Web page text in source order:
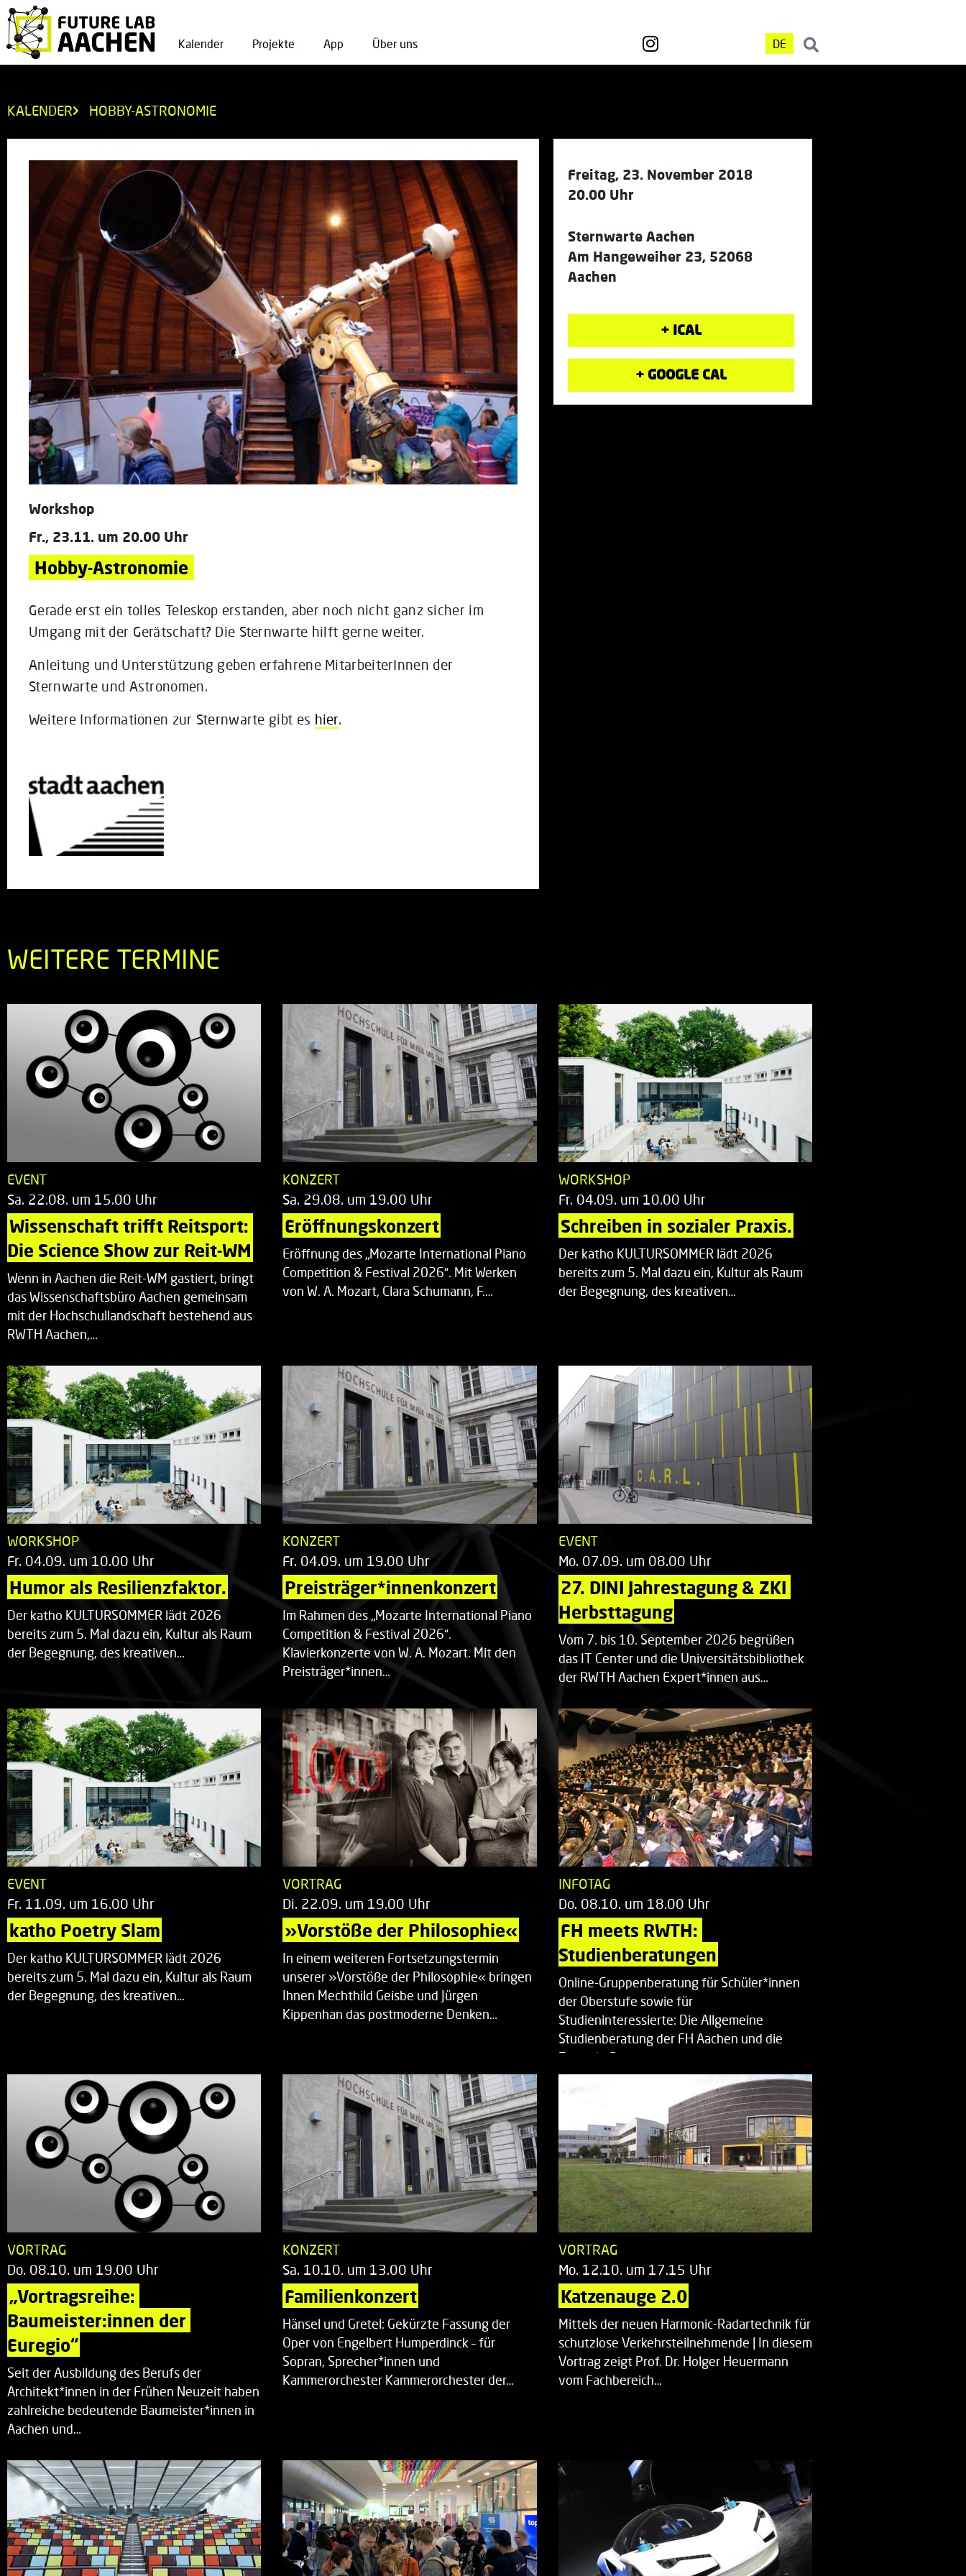
Kalender Projekte App Über uns DE
KALENDER HOBBY-ASTRONOMIE
Workshop
Fr., 23.11. um 20.00 Uhr
Hobby-Astronomie
Gerade erst ein tolles Teleskop erstanden, aber noch nicht ganz sicher im
Umgang mit der Gerätschaft? Die Sternwarte hilft gerne weiter.
Anleitung und Unterstützung geben erfahrene MitarbeiterInnen der
Sternwarte und Astronomen.
Weitere Informationen zur Sternwarte gibt es hier.
Freitag, 23. November 2018
20.00 Uhr
Sternwarte Aachen
Am Hangeweiher 23, 52068
Aachen
+ ICAL
+ GOOGLE CAL
WEITERE TERMINE
EVENT
Sa. 22.08. um 15.00 Uhr
Wissenschaft trifft Reitsport:
Die Science Show zur Reit-WM
Wenn in Aachen die Reit-WM gastiert, bringt
das Wissenschaftsbüro Aachen gemeinsam
mit der Hochschullandschaft bestehend aus
RWTH Aachen,…
KONZERT
Sa. 29.08. um 19.00 Uhr
Eröffnungskonzert
Eröffnung des „Mozarte International Piano
Competition & Festival 2026“. Mit Werken
von W. A. Mozart, Clara Schumann, F.…
WORKSHOP
Fr. 04.09. um 10.00 Uhr
Schreiben in sozialer Praxis.
Der katho KULTURSOMMER lädt 2026
bereits zum 5. Mal dazu ein, Kultur als Raum
der Begegnung, des kreativen…
WORKSHOP
Fr. 04.09. um 10.00 Uhr
Humor als Resilienzfaktor.
Der katho KULTURSOMMER lädt 2026
bereits zum 5. Mal dazu ein, Kultur als Raum
der Begegnung, des kreativen…
KONZERT
Fr. 04.09. um 19.00 Uhr
Preisträger*innenkonzert
Im Rahmen des „Mozarte International Piano
Competition & Festival 2026“.
Klavierkonzerte von W. A. Mozart. Mit den
Preisträger*innen…
EVENT
Mo. 07.09. um 08.00 Uhr
27. DINI Jahrestagung & ZKI
Herbsttagung
Vom 7. bis 10. September 2026 begrüßen
das IT Center und die Universitätsbibliothek
der RWTH Aachen Expert*innen aus…
EVENT
Fr. 11.09. um 16.00 Uhr
katho Poetry Slam
Der katho KULTURSOMMER lädt 2026
bereits zum 5. Mal dazu ein, Kultur als Raum
der Begegnung, des kreativen…
VORTRAG
Di. 22.09. um 19.00 Uhr
»Vorstöße der Philosophie«
In einem weiteren Fortsetzungstermin
unserer »Vorstöße der Philosophie« bringen
Ihnen Mechthild Geisbe und Jürgen
Kippenhan das postmoderne Denken…
INFOTAG
Do. 08.10. um 18.00 Uhr
FH meets RWTH:
Studienberatungen
Online-Gruppenberatung für Schüler*innen
der Oberstufe sowie für
Studieninteressierte: Die Allgemeine
Studienberatung der FH Aachen und die
Zentrale Studienberatung…
VORTRAG
Do. 08.10. um 19.00 Uhr
„Vortragsreihe:
Baumeister:innen der
Euregio“
Seit der Ausbildung des Berufs der
Architekt*innen in der Frühen Neuzeit haben
zahlreiche bedeutende Baumeister*innen in
Aachen und…
KONZERT
Sa. 10.10. um 13.00 Uhr
Familienkonzert
Hänsel und Gretel: Gekürzte Fassung der
Oper von Engelbert Humperdinck – für
Sopran, Sprecher*innen und
Kammerorchester Kammerorchester der…
VORTRAG
Mo. 12.10. um 17.15 Uhr
Katzenauge 2.0
Mittels der neuen Harmonic-Radartechnik für
schutzlose Verkehrsteilnehmende | In diesem
Vortrag zeigt Prof. Dr. Holger Heuermann
vom Fachbereich…